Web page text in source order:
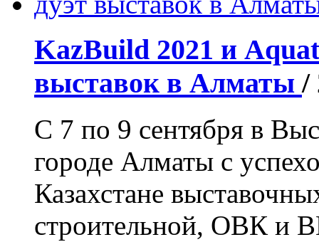
KazBuild 2021 и
выставок в Алматы/
С 7 по 9 сентября в
городе Алматы с
Казахстане
строительной, ОВК и